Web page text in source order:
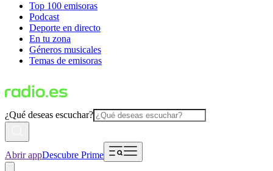
Top 100 emisoras
Podcast
Deporte en directo
En tu zona
Géneros musicales
Temas de emisoras
¿Qué deseas escuchar?
Abrir appDescubre Prime